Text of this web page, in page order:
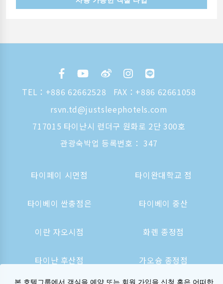
TEL： +886 62662528
FAX：+886 62661058
rsvn.td@justsleephotels.com
717015 타이난시 런더구 원화로 2단 300호
관광숙박업 등록번호： 347
타이페이 시먼점 타이완대학교 점
타이베이 싼충점은 타이베이 중산
이란 자오시점 화롄 종정점
타이난 후산점 가오슝 종정점
본 호텔그룹에서 객실을 예약 또는 회원 가입을 신청 혹은 어떠한